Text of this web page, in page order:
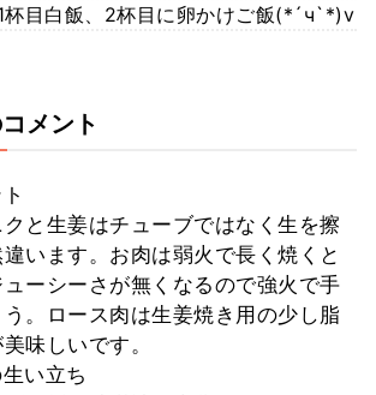
杯目白飯、2杯目に卵かけご飯(*´ч`*)v
メント
と生姜はチューブではなく生を擦
います。お肉は弱火で長く焼くと
ーシーさが無くなるので強火で手
。ロース肉は生姜焼き用の少し脂
味しいです。
い立ち